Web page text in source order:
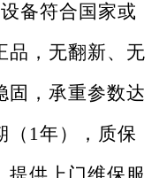
备符合国家或
品，无翻新、无
固，承重参数达
（ 1年），质保